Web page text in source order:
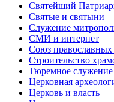
Святейший
Святые и святыни
Служение
СМИ и интернет
Союз
Строительство
Тюремное служение
Церковная
Церковь и власть